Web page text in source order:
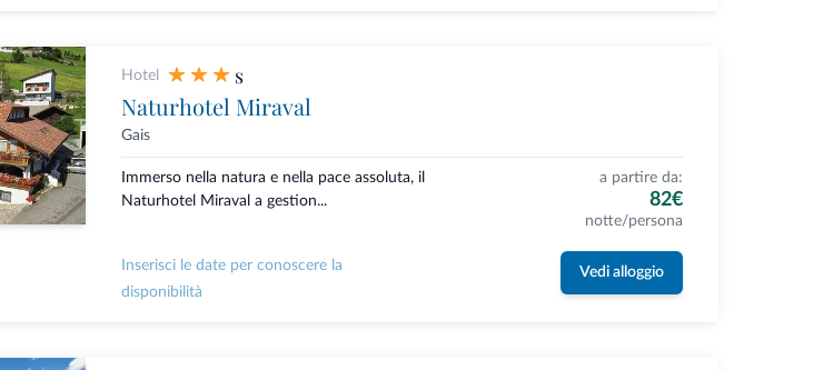
Hotel s
Naturhotel Miraval
Gais
Immerso nella natura e nella pace assoluta, il
Naturhotel Miraval a gestion...
a partire da:
82€
notte/persona
Inserisci le date per conoscere la
disponibilità
Vedi alloggio